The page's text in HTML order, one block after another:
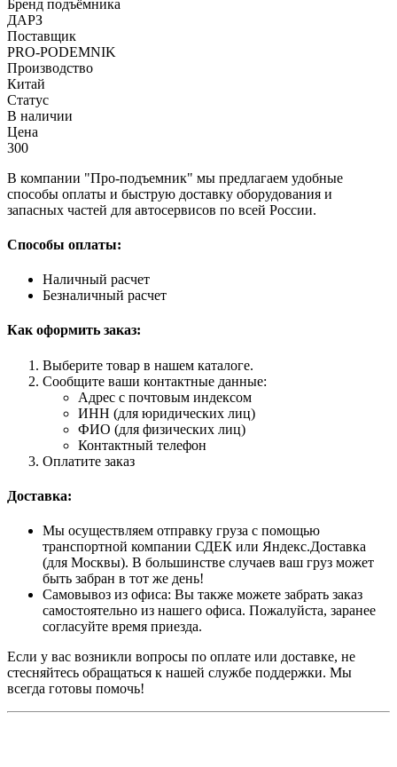
Бренд подъёмника
ДАРЗ
Поставщик
PRO-PODEMNIK
Производство
Китай
Статус
В наличии
Цена
300
В компании "Про-подъемник" мы предлагаем удобные
способы оплаты и быструю доставку оборудования и
запасных частей для автосервисов по всей России.
Способы оплаты:
Наличный расчет
Безналичный расчет
Как оформить заказ:
Выберите товар в нашем каталоге.
Сообщите ваши контактные данные:
Адрес с почтовым индексом
ИНН (для юридических лиц)
ФИО (для физических лиц)
Контактный телефон
Оплатите заказ
Доставка:
Мы осуществляем отправку груза с помощью
транспортной компании СДЕК или Яндекс.Доставка
(для Москвы). В большинстве случаев ваш груз может
быть забран в тот же день!
Самовывоз из офиса: Вы также можете забрать заказ
самостоятельно из нашего офиса. Пожалуйста, заранее
согласуйте время приезда.
Если у вас возникли вопросы по оплате или доставке, не
стесняйтесь обращаться к нашей службе поддержки. Мы
всегда готовы помочь!